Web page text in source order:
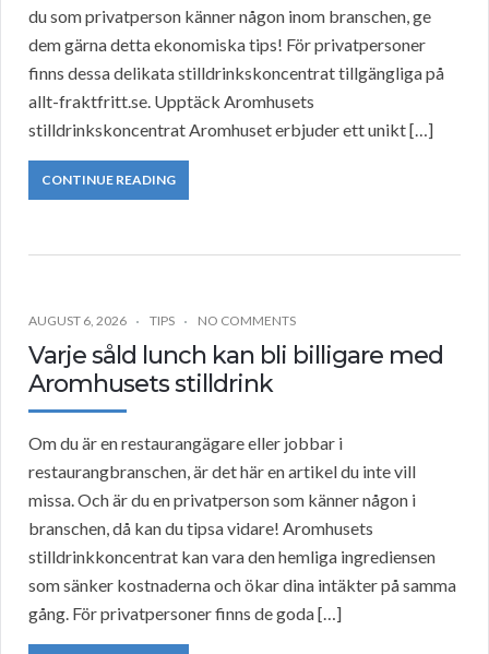
du som privatperson känner någon inom branschen, ge
dem gärna detta ekonomiska tips! För privatpersoner
finns dessa delikata stilldrinkskoncentrat tillgängliga på
allt-fraktfritt.se. Upptäck Aromhusets
stilldrinkskoncentrat Aromhuset erbjuder ett unikt […]
CONTINUE READING
AUGUST 6, 2026 TIPS NO COMMENTS
Varje såld lunch kan bli billigare med
Aromhusets stilldrink
Om du är en restaurangägare eller jobbar i
restaurangbranschen, är det här en artikel du inte vill
missa. Och är du en privatperson som känner någon i
branschen, då kan du tipsa vidare! Aromhusets
stilldrinkkoncentrat kan vara den hemliga ingrediensen
som sänker kostnaderna och ökar dina intäkter på samma
gång. För privatpersoner finns de goda […]